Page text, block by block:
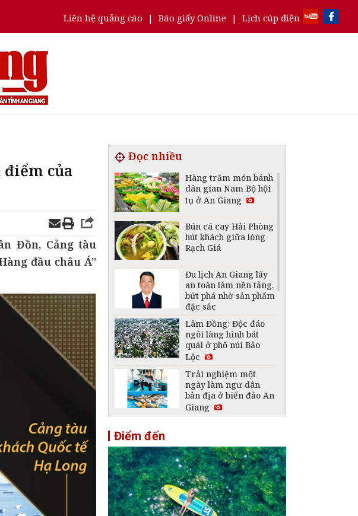
Liên hệ quảng cáo | Báo giấy Online | Lịch cúp điện
của
Đồn, Cảng tàu
đầu châu Á”
Đọc nhiều
Hàng trăm món bánh
dân gian Nam Bộ hội
tụ ở An Giang
Bún cá cay Hải Phòng
hút khách giữa lòng
Rạch Giá
Du lịch An Giang lấy
an toàn làm nền tảng,
bứt phá nhờ sản phẩm
đặc sắc
Lâm Đồng: Độc đáo
ngôi làng hình bát
quái ở phố núi Bảo
Lộc
Trải nghiệm một
ngày làm ngư dân
bản địa ở biển đảo An
Giang
bình yên của biển
rừng
Việt Nam lần đầu vào
danh sách quốc gia
tốt nhất để người Mỹ
nghỉ hưu
Điểm đến